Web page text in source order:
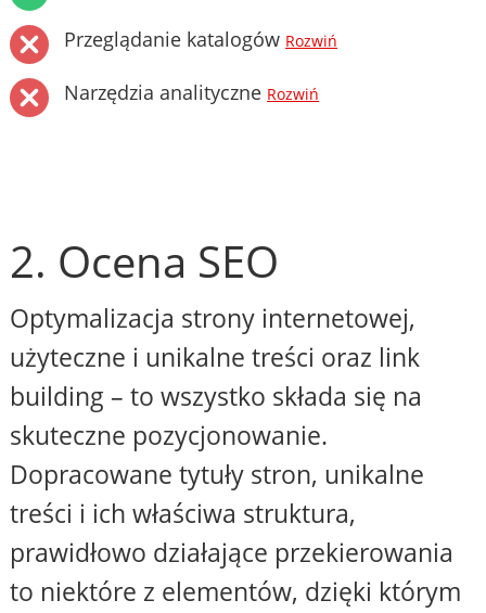
Przeglądanie katalogów Rozwiń
Narzędzia analityczne Rozwiń
2. Ocena SEO
Optymalizacja strony internetowej,
użyteczne i unikalne treści oraz link
building – to wszystko składa się na
skuteczne pozycjonowanie.
Dopracowane tytuły stron, unikalne
treści i ich właściwa struktura,
prawidłowo działające przekierowania
to niektóre z elementów, dzięki którym